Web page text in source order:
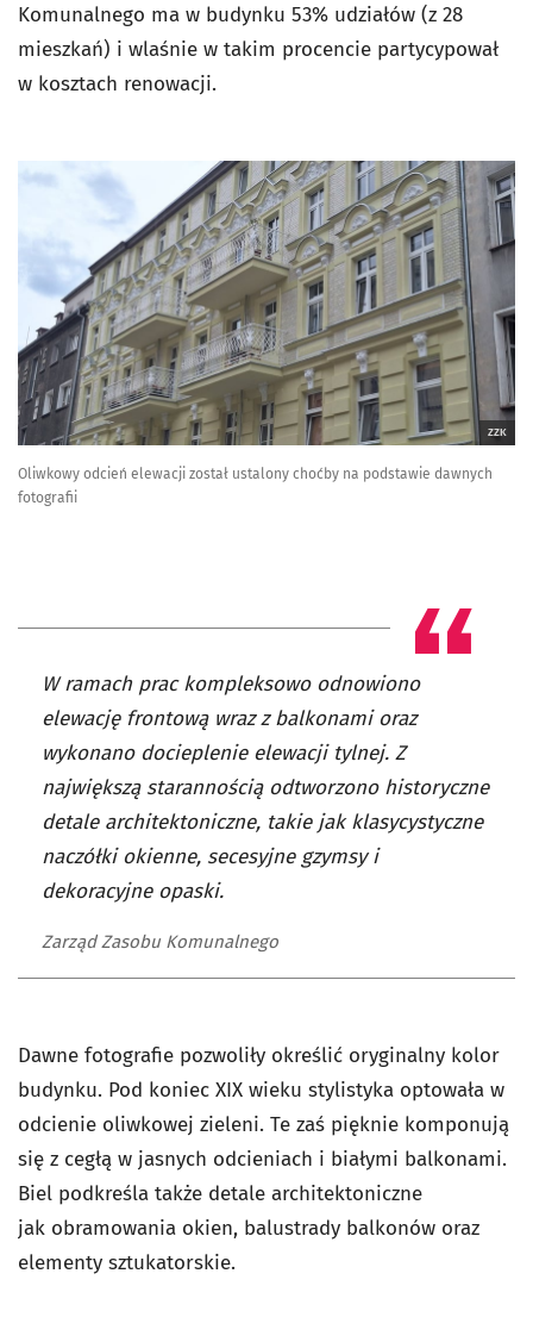
Komunalnego ma w budynku 53% udziałów (z 28
mieszkań) i wlaśnie w takim procencie partycypował
w kosztach renowacji.
ZZK
Oliwkowy odcień elewacji został ustalony choćby na podstawie dawnych
fotografii
W ramach prac kompleksowo odnowiono
elewację frontową wraz z balkonami oraz
wykonano docieplenie elewacji tylnej. Z
największą starannością odtworzono historyczne
detale architektoniczne, takie jak klasycystyczne
naczółki okienne, secesyjne gzymsy i
dekoracyjne opaski.
Zarząd Zasobu Komunalnego
Dawne fotografie pozwoliły określić oryginalny kolor
budynku. Pod koniec XIX wieku stylistyka optowała w
odcienie oliwkowej zieleni. Te zaś pięknie komponują
się z cegłą w jasnych odcieniach i białymi balkonami.
Biel podkreśla także detale architektoniczne
jak obramowania okien, balustrady balkonów oraz
elementy sztukatorskie.